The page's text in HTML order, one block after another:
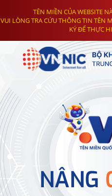
TÊN MIỀN CỦA WEBSITE
VUI LÒNG TRA CỨU THÔNG TIN TÊN
KÝ ĐỂ THỰC
NÂNG